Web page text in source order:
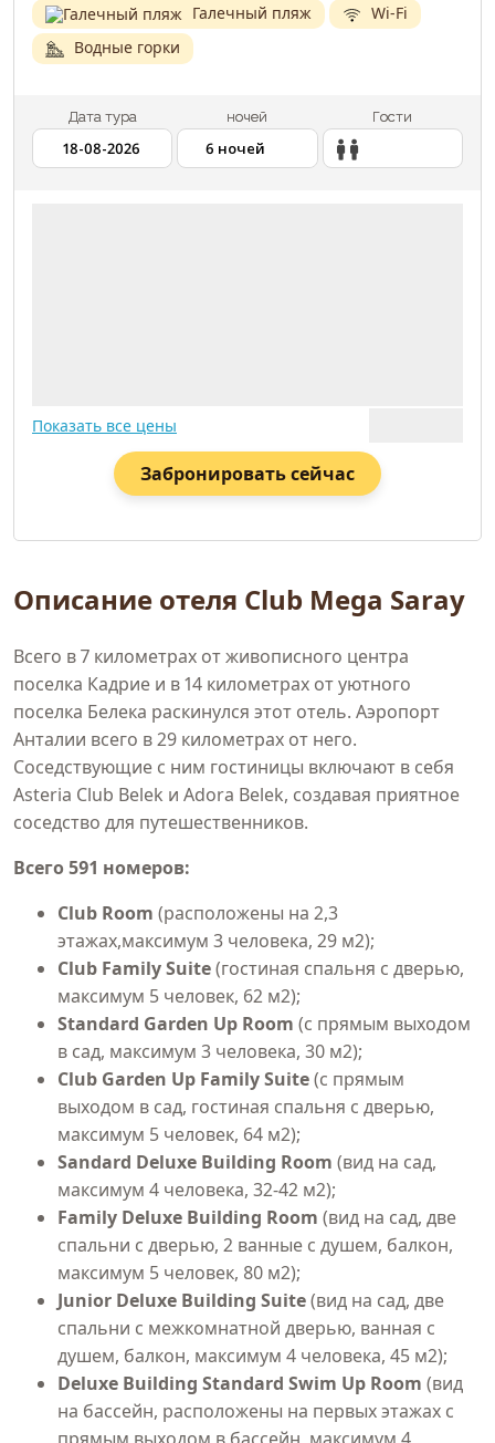
Галечный пляж
Wi-Fi
Водные горки
Дата тура ночей Гости
Показать все цены
Забронировать сейчас
Описание отеля Club Mega Saray
Всего в 7 километрах от живописного центра
поселка Кадрие и в 14 километрах от уютного
поселка Белека раскинулся этот отель. Аэропорт
Анталии всего в 29 километрах от него.
Соседствующие с ним гостиницы включают в себя
Asteria Club Belek и Adora Belek, создавая приятное
соседство для путешественников.
Всего 591 номеров:
Club Room (расположены на 2,3
этажах,максимум 3 человека, 29 м2);
Club Family Suite(гостиная спальня с дверью,
максимум 5 человек, 62 м2);
Standard Garden Up Room (с прямым выходом
в сад, максимум 3 человека, 30 м2);
Club Garden Up Family Suite(с прямым
выходом в сад, гостиная спальня с дверью,
максимум 5 человек, 64 м2);
Sandard Deluxe Building Room (вид на сад,
максимум 4 человека, 32-42 м2);
Family Deluxe Building Room (вид на сад, две
спальни с дверью, 2 ванные с душем, балкон,
максимум 5 человек, 80 м2);
Junior Deluxe Building Suite(вид на сад, две
спальни с межкомнатной дверью, ванная с
душем, балкон, максимум 4 человека, 45 м2);
Deluxe Building Standard Swim Up Room (вид
на бассейн, расположены на первых этажах с